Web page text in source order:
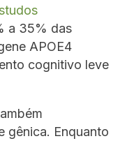
a 35% das
APOE4
cognitivo leve
gênica. Enquanto